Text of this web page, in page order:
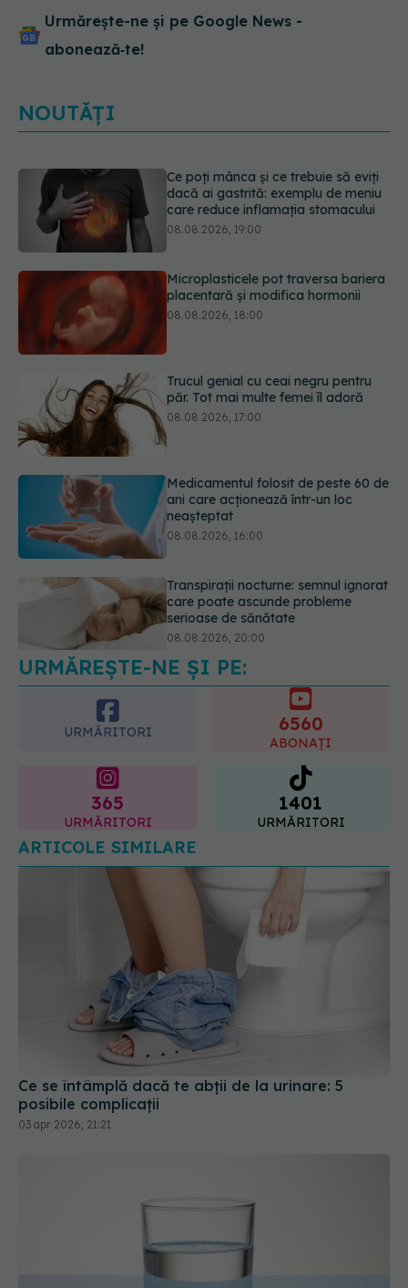
Urmărește-ne și pe Google News -
abonează‑te!
NOUTĂȚI
Ce poți mânca și ce trebuie să eviți
dacă ai gastrită: exemplu de meniu
care reduce inflamația stomacului
08.08.2026, 19:00
Microplasticele pot traversa bariera
placentară și modifica hormonii
08.08.2026, 18:00
Trucul genial cu ceai negru pentru
păr. Tot mai multe femei îl adoră
08.08.2026, 17:00
Medicamentul folosit de peste 60 de
ani care acționează într-un loc
neașteptat
08.08.2026, 16:00
Transpirații nocturne: semnul ignorat
care poate ascunde probleme
serioase de sănătate
08.08.2026, 20:00
URMĂREȘTE-NE ȘI PE:
URMĂRITORI 6560
ABONAȚI
365
URMĂRITORI
1401
URMĂRITORI
ARTICOLE SIMILARE
Ce se întâmplă dacă te abții de la urinare: 5
posibile complicații
03 apr 2026, 21:21